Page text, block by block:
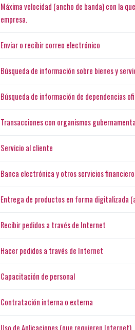
Máxima velocidad (ancho de banda) con la
empresa.
Enviar o recibir correo electrónico
Búsqueda de información sobre bienes y
Búsqueda de información de dependencias
Transacciones con organismos
Servicio al cliente
Banca electrónica y otros servicios
Entrega de productos en forma digitalizada
Recibir pedidos a través de Internet
Hacer pedidos a través de Internet
Capacitación de personal
Contratación interna o externa
Uso de Aplicaciones (que requieren Internet)